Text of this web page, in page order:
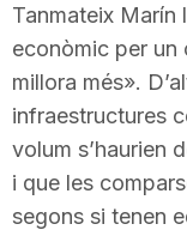
Tanmateix Marín
econòmic per un
millora més».
infraestructures
volum s’haurien
i que les
segons si tenen